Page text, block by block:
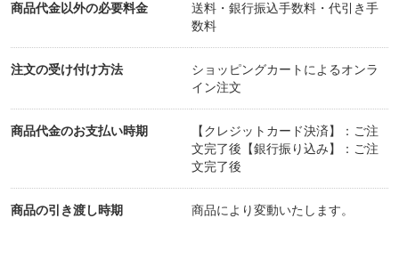
商品代金以外の必要料金
送料・銀行振込手数料・代引き手
数料
注文の受け付け方法
ショッピングカートによるオンラ
イン注文
商品代金のお支払い時期
【クレジットカード決済】：ご注
文完了後【銀行振り込み】：ご注
文完了後
商品の引き渡し時期 商品により変動いたします。